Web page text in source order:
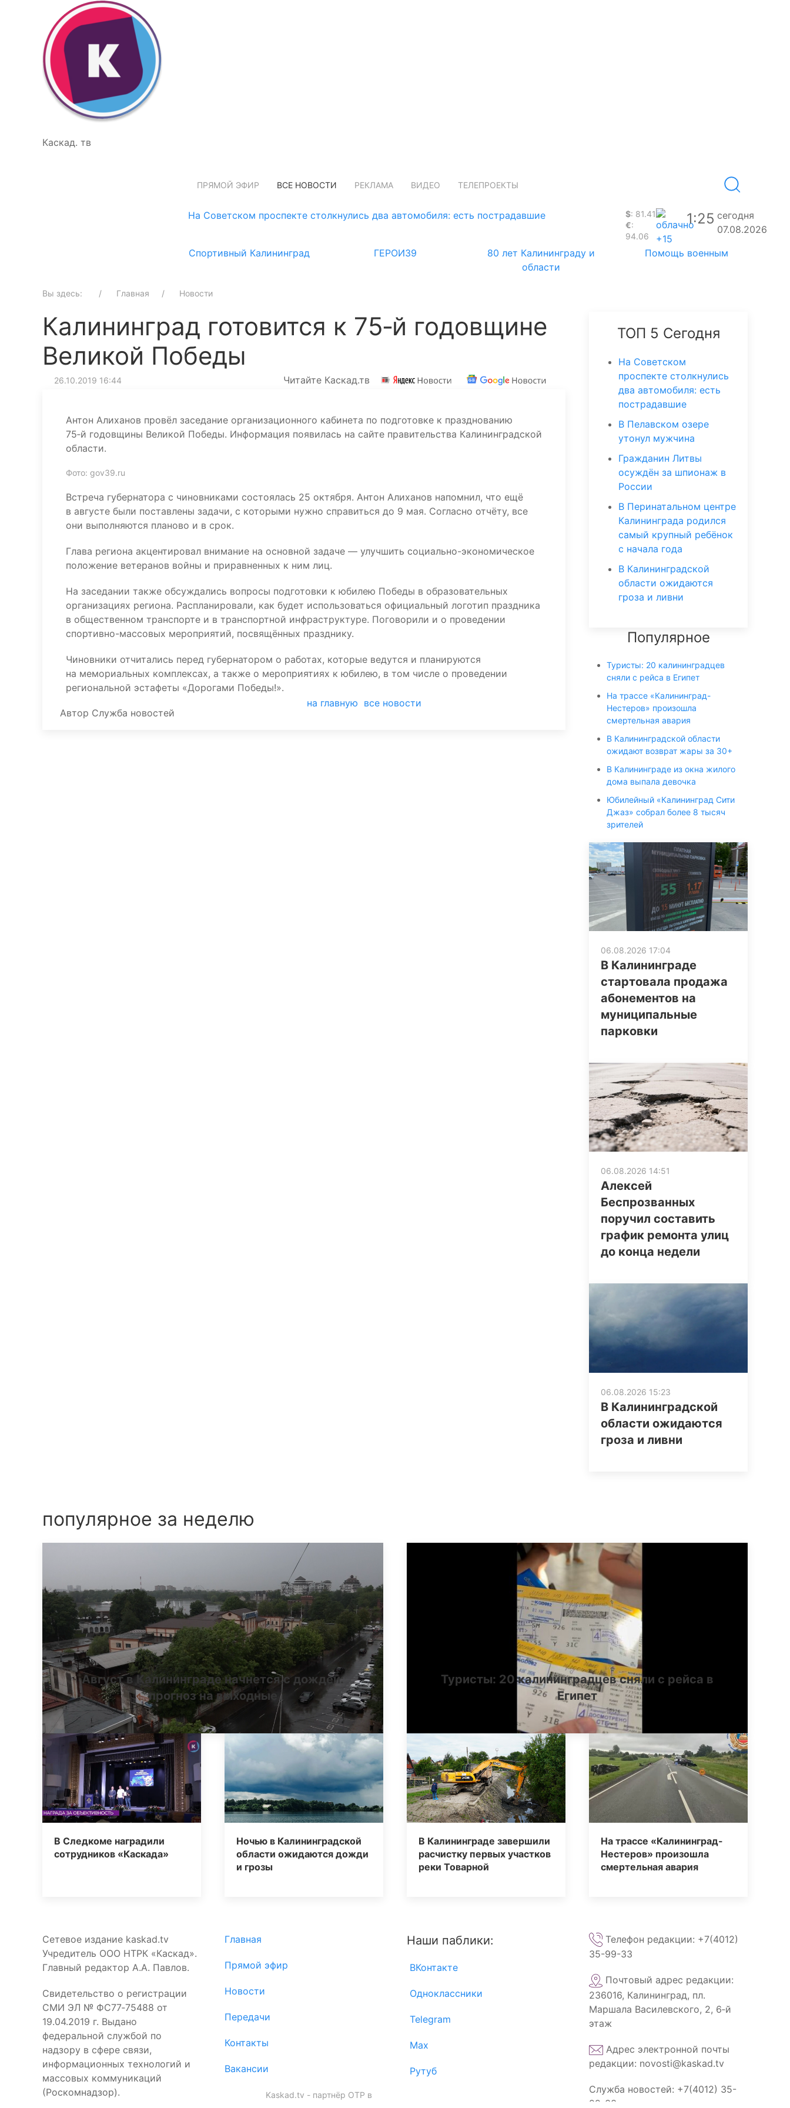
Каскад. тв
ПРЯМОЙ ЭФИР ВСЕ НОВОСТИ РЕКЛАМА ВИДЕО ТЕЛЕПРОЕКТЫ
На Советском проспекте столкнулись два автомобиля: есть пострадавшие $: 81.41
€:
94.06
+15
1:25 сегодня
07.08.2026
Спортивный Калининград
ГЕРОИ39
80 лет Калининграду и
области
Помощь военным
Вы здесь: Главная Новости
Калининград готовится к 75‑й годовщине
Великой Победы
26.10.2019 16:44 Читайте Каскад.тв
Антон Алиханов провёл заседание организационного кабинета по подготовке к празднованию
75‑й годовщины Великой Победы. Информация появилась на сайте правительства Калининградской
области.
Фото: gov39.ru
Встреча губернатора с чиновниками состоялась 25 октября. Антон Алиханов напомнил, что ещё
в августе были поставлены задачи, с которыми нужно справиться до 9 мая. Согласно отчёту, все
они выполняются планово и в срок.
Глава региона акцентировал внимание на основной задаче — улучшить социально-экономическое
положение ветеранов войны и приравненных к ним лиц.
На заседании также обсуждались вопросы подготовки к юбилею Победы в образовательных
организациях региона. Распланировали, как будет использоваться официальный логотип праздника
в общественном транспорте и в транспортной инфраструктуре. Поговорили и о проведении
спортивно-массовых мероприятий, посвящённых празднику.
Чиновники отчитались перед губернатором о работах, которые ведутся и планируются
на мемориальных комплексах, а также о мероприятиях к юбилею, в том числе о проведении
региональной эстафеты «Дорогами Победы!».
Автор Служба новостей
на главную все новости
ТОП 5 Сегодня
На Советском
проспекте столкнулись
два автомобиля: есть
пострадавшие
В Пелавском озере
утонул мужчина
Гражданин Литвы
осуждён за шпионаж в
России
В Перинатальном центре
Калининграда родился
самый крупный ребёнок
с начала года
В Калининградской
области ожидаются
гроза и ливни
Популярное
Туристы: 20 калининградцев
сняли с рейса в Египет
На трассе «Калининград-
Нестеров» произошла
смертельная авария
В Калининградской области
ожидают возврат жары за 30+
В Калининграде из окна жилого
дома выпала девочка
Юбилейный «Калининград Сити
Джаз» собрал более 8 тысяч
зрителей
06.08.2026 17:04
В Калининграде
стартовала продажа
абонементов на
муниципальные
парковки
06.08.2026 14:51
Алексей
Беспрозванных
поручил составить
график ремонта улиц
до конца недели
06.08.2026 15:23
В Калининградской
области ожидаются
гроза и ливни
популярное за неделю
Август в Калининграде начнется с дождей:
прогноз на выходные
Туристы: 20 калининградцев сняли с рейса в
Египет
В Следкоме наградили
сотрудников «Каскада»
Ночью в Калининградской
области ожидаются дожди
и грозы
В Калининграде завершили
расчистку первых участков
реки Товарной
На трассе «Калининград-
Нестеров» произошла
смертельная авария
Сетевое издание kaskad.tv
Учредитель ООО НТРК «Каскад».
Главный редактор А.А. Павлов.
Свидетельство о регистрации
СМИ ЭЛ № ФС77‑75488 от
19.04.2019 г. Выдано
федеральной службой по
надзору в сфере связи,
информационных технологий и
массовых коммуникаций
(Роскомнадзор).
Главная
Прямой эфир
Новости
Передачи
Контакты
Вакансии
Kaskad.tv - партнёр ОТР в
Наши паблики:
ВКонтакте
Одноклассники
Telegram
Max
Рутуб
Телефон редакции: +7(4012)
35-99-33
Почтовый адрес редакции:
236016, Калининград, пл.
Маршала Василевского, 2, 6‑й
этаж
Адрес электронной почты
редакции: novosti@kaskad.tv
Служба новостей: +7(4012) 35-
99-33